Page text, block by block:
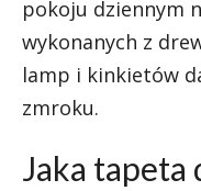
pokoju dziennym
wykonanych z
lamp i kinkietów
zmroku.
Jaka tapeta